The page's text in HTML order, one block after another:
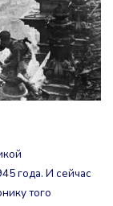
года. И сейчас
того